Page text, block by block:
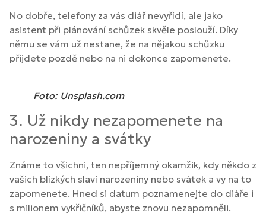
No dobře, telefony za vás diář nevyřídí, ale jako
asistent při plánování schůzek skvěle poslouží. Díky
němu se vám už nestane, že na nějakou schůzku
přijdete pozdě nebo na ni dokonce zapomenete.
Foto: Unsplash.com
3. Už nikdy nezapomenete na
narozeniny a svátky
Známe to všichni, ten nepříjemný okamžik, kdy někdo z
vašich blízkých slaví narozeniny nebo svátek a vy na to
zapomenete. Hned si datum poznamenejte do diáře i
s milionem vykřičníků, abyste znovu nezapomněli.